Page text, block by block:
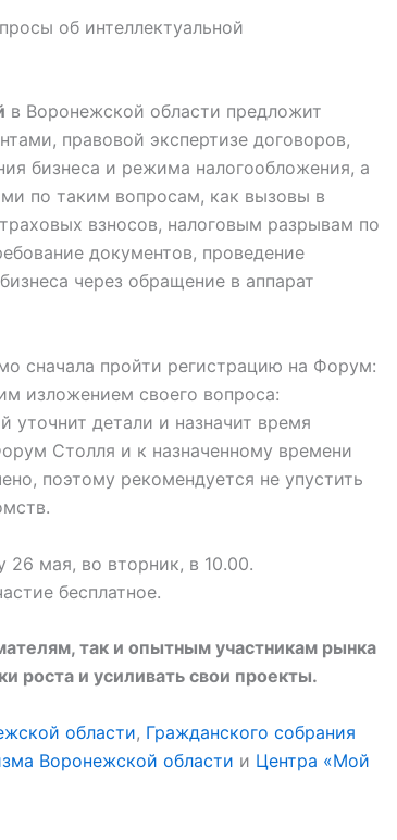
об интеллектуальной
в Воронежской области предложит
правовой экспертизе договоров,
бизнеса и режима налогообложения, а
по таким вопросам, как вызовы в
взносов, налоговым разрывам по
документов, проведение
через обращение в аппарат
сначала пройти регистрацию на Форум:
изложением своего вопроса:
уточнит детали и назначит время
Столля и к назначенному времени
поэтому рекомендуется не упустить
мая, во вторник, в 10.00.
бесплатное.
так и опытным участникам рынка
роста и усиливать свои проекты.
области, Гражданского собрания
Воронежской области и Центра «Мой